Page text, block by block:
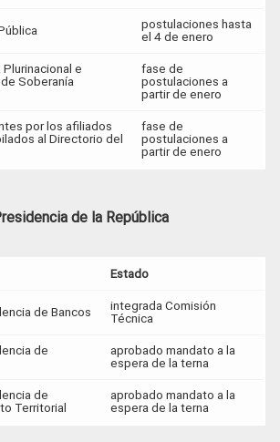
postulaciones hasta
el 4 de enero
e
Soberanía
fase de
postulaciones a
partir de enero
por los afiliados
al Directorio del
fase de
postulaciones a
partir de enero
de la República
Estado
de Bancos
integrada Comisión
Técnica
de
aprobado mandato a la
espera de la terna
de
Territorial
aprobado mandato a la
espera de la terna